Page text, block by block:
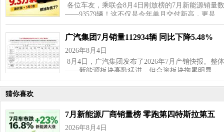
各位车友，乘联会8月4日刚放榜的7月新能源销量
——93579辆！这不仅是今年单月交付新高，更是…
广汽集团7月销量112934辆 同比下降5.48%
2026年8月4日
8月4日，广汽集团发布了2026年7月产销快报。整
——新能源板块高歌猛进，但合资板块拖累明显，
猜你喜欢
7月新能源厂商销量榜 零跑第四特斯拉第五
2026年8月4日